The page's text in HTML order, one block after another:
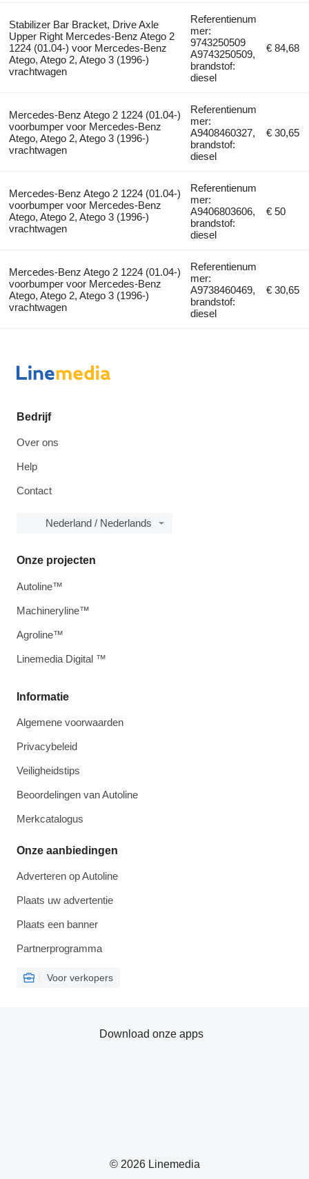
Stabilizer Bar Bracket, Drive Axle
Upper Right Mercedes-Benz Atego 2
1224 (01.04-) voor Mercedes-Benz
Atego, Atego 2, Atego 3 (1996-)
vrachtwagen
Referentienum
mer:
9743250509
A9743250509,
brandstof:
diesel
€ 84,68
Mercedes-Benz Atego 2 1224 (01.04-)
voorbumper voor Mercedes-Benz
Atego, Atego 2, Atego 3 (1996-)
vrachtwagen
Referentienum
mer:
A9408460327,
brandstof:
diesel
€ 30,65
Mercedes-Benz Atego 2 1224 (01.04-)
voorbumper voor Mercedes-Benz
Atego, Atego 2, Atego 3 (1996-)
vrachtwagen
Referentienum
mer:
A9406803606,
brandstof:
diesel
€ 50
Mercedes-Benz Atego 2 1224 (01.04-)
voorbumper voor Mercedes-Benz
Atego, Atego 2, Atego 3 (1996-)
vrachtwagen
Referentienum
mer:
A9738460469,
brandstof:
diesel
€ 30,65
Bedrijf
Over ons
Help
Contact
Nederland / Nederlands
Informatie
Algemene voorwaarden
Privacybeleid
Veiligheidstips
Beoordelingen van Autoline
Merkcatalogus
Onze aanbiedingen
Adverteren op Autoline
Plaats uw advertentie
Plaats een banner
Partnerprogramma
Voor verkopers
Onze projecten
Autoline™
Machineryline™
Agroline™
Linemedia Digital ™
© 2026 Linemedia
Download onze apps